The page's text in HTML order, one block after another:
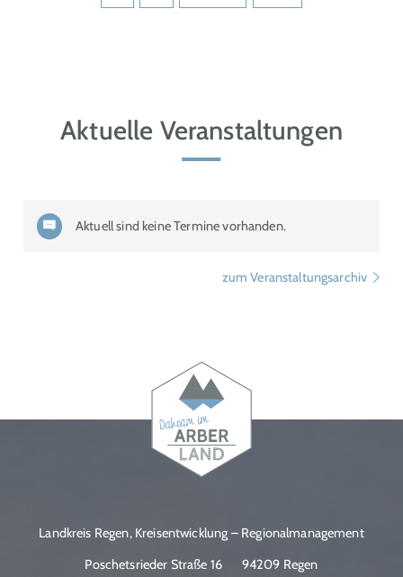
Aktuelle Veranstaltungen
Aktuell sind keine Termine vorhanden.
zum Veranstaltungsarchiv
Landkreis Regen, Kreisentwicklung – Regionalmanagement
Poschetsrieder Straße 16
94209 Regen